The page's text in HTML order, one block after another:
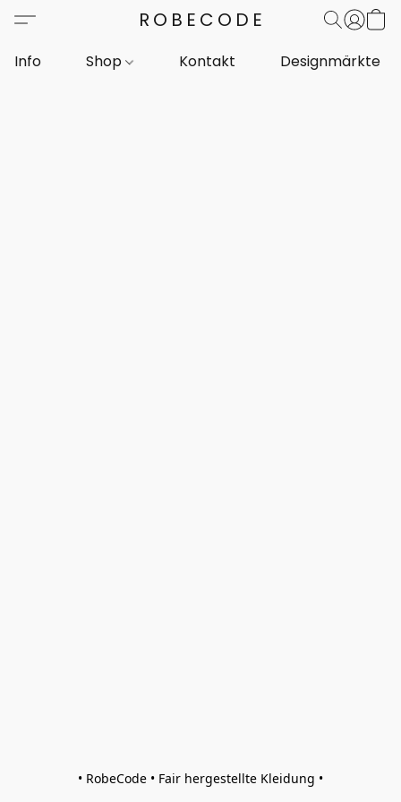
ROBECODE
Info Shop Kontakt Designmärkte
• RobeCode • Fair hergestellte Kleidung •